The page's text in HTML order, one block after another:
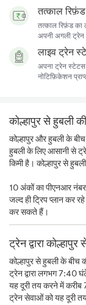
तत्काल रिफ़ंड
तत्काल रिफ़ंड का
अपनी अगली
लाइव ट्रेन
अपना ट्रेन स्टेटस
नोटिफ़िकेशन
कोल्हापुर से हुबली
कोल्हापुर और हुबली के
हुबली के लिए आसानी से
किमी है। कोल्हापुर से
10 अंकों का पीएनआर
जल्द ही ट्रिप प्लान कर
कर सकते हैं।
ट्रेन द्वारा
कोल्हापुर से हुबली के बीच
ट्रेन द्वारा लगभग 7:40
यह दूरी तय करने में
ट्रेन सेवाओं को यह दूरी